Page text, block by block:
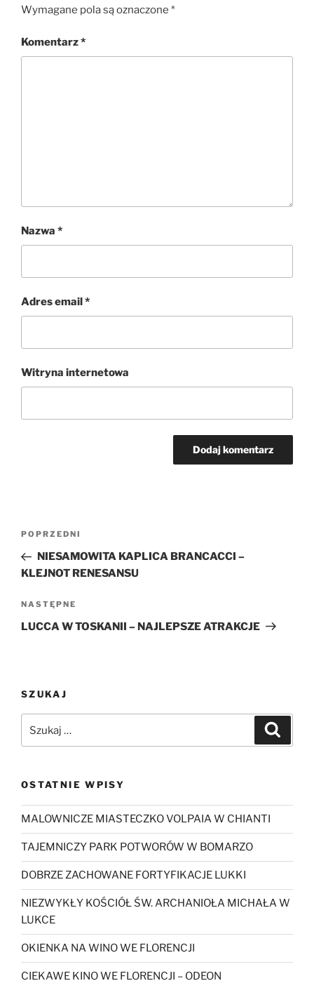
Wymagane pola są oznaczone *
Komentarz*
Nazwa *
Adres email*
Witryna internetowa
Nawigacja
Poprzedni
wpis
POPRZEDNI
NIESAMOWITA KAPLICA BRANCACCI –
KLEJNOT RENESANSU
Następny
wpis
NASTĘPNE
LUCCA W TOSKANII – NAJLEPSZE ATRAKCJE
SZUKAJ
OSTATNIE WPISY
MALOWNICZE MIASTECZKO VOLPAIA W CHIANTI
TAJEMNICZY PARK POTWORÓW W BOMARZO
DOBRZE ZACHOWANE FORTYFIKACJE LUKKI
NIEZWYKŁY KOŚCIÓŁ ŚW. ARCHANIOŁA MICHAŁA W
LUKCE
OKIENKA NA WINO WE FLORENCJI
CIEKAWE KINO WE FLORENCJI – ODEON